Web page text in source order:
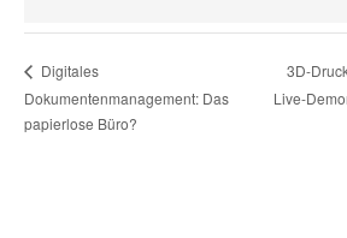
Digitales
Dokumentenmanagement: Das
papierlose Büro?
3D-
Live-